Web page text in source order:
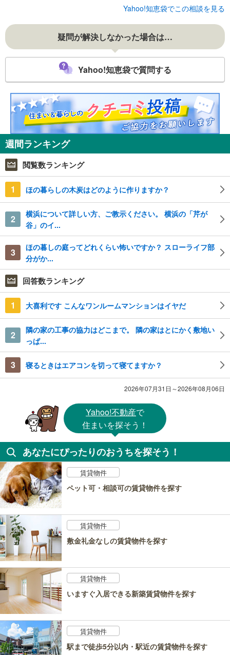
Yahoo!知恵袋でこの相談を見る
疑問が解決しなかった場合は…
Yahoo!知恵袋で質問する
週間ランキング
閲覧数ランキング
1 ほの暮らしの木炭はどのように作りますか？
2
横浜について詳しい方、ご教示ください。 横浜の「芹が
谷」のイ...
3
ほの暮しの庭ってどれくらい怖いですか？ スローライフ部
分がか...
回答数ランキング
1 大喜利です こんなワンルームマンションはイヤだ
2
隣の家の工事の協力はどこまで。 隣の家はとにかく敷地い
っぱ...
3 寝るときはエアコンを切って寝てますか？
2026年07月31日～2026年08月06日
Yahoo!不動産で
住まいを探そう！
あなたにぴったりのおうちを探そう！
賃貸物件
ペット可・相談可の賃貸物件を探す
賃貸物件
敷金礼金なしの賃貸物件を探す
賃貸物件
いますぐ入居できる新築賃貸物件を探す
賃貸物件
駅まで徒歩5分以内・駅近の賃貸物件を探す